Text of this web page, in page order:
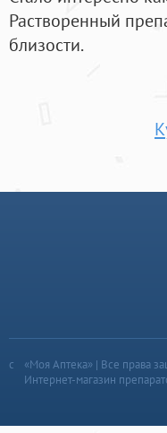
Растворенный
близости.
«Моя Аптека» | Все права
Интернет-магазин